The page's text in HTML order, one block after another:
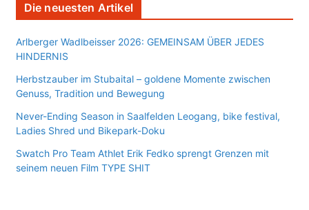
Die neuesten Artikel
Arlberger Wadlbeisser 2026: GEMEINSAM ÜBER JEDES
HINDERNIS
Herbstzauber im Stubaital – goldene Momente zwischen
Genuss, Tradition und Bewegung
Never-Ending Season in Saalfelden Leogang, bike festival,
Ladies Shred und Bikepark-Doku
Swatch Pro Team Athlet Erik Fedko sprengt Grenzen mit
seinem neuen Film TYPE SHIT